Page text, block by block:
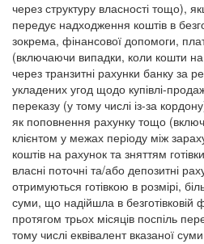
через структуру власності тощо),
передує надходження коштів в
зокрема, фінансової допомоги,
(включаючи випадки, коли кошти
через транзитні рахунки банку за
укладених угод щодо купівлі-
переказу (у тому числі із-за
як поповнення рахунку тощо
клієнтом у межах періоду між
коштів на рахунок та зняттям
власні поточні та/або депозитні
отримуються готівкою в розмірі,
суми, що надійшла в безготівковій
протягом трьох місяців поспіль
тому числі еквівалент вказаної